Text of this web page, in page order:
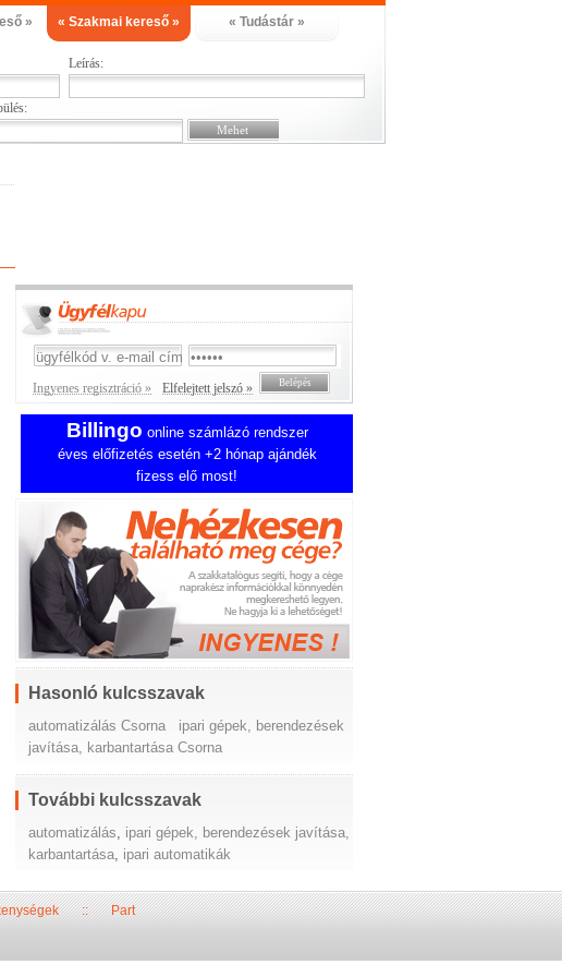
» « Szakmai kereső » « Tudástár »
Leírás:
Ingyenes regisztráció » Elfelejtett jelszó »
Billingo online számlázó rendszer
éves előfizetés esetén +2 hónap ajándék
fizess elő most!
Hasonló kulcsszavak
automatizálás Csorna
ipari gépek, berendezések
javítása, karbantartása Csorna
További kulcsszavak
automatizálás, ipari gépek, berendezések javítása,
karbantartása, ipari automatikák
::Part